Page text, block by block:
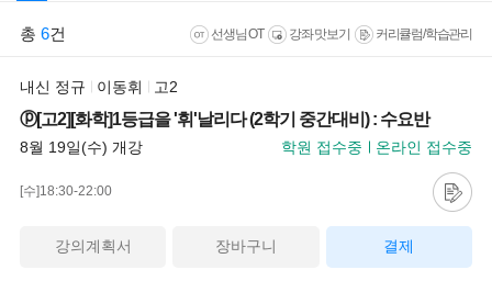
총 6건 선생님 OT 강좌 맛보기 커리큘럼/학습관리
내신 정규 이동휘 고2
ⓟ[고2][화학]1등급을 '휘'날리다 (2학기 중간대비) : 수요반
8월 19일(수) 개강 학원 접수중 온라인 접수중
[수]18:30-22:00
강의계획서 장바구니 결제